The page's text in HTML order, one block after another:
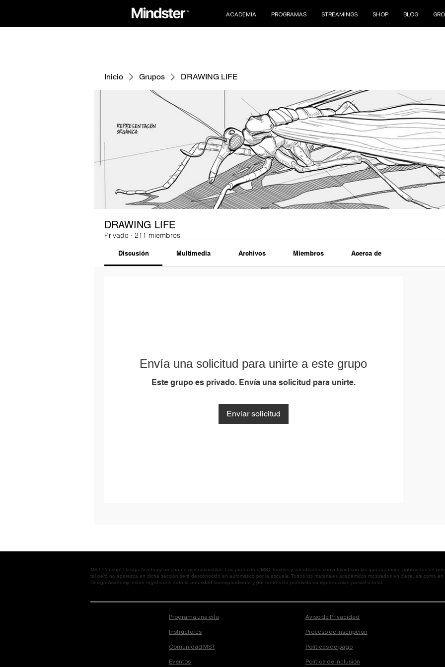
ACADEMIA PROGRAMAS STREAMINGS SHOP BLOG
Inicio Grupos DRAWING LIFE
DRAWING LIFE
Privado · 211 miembros
Discusión Multimedia Archivos Miembros Acerca de
Envía una solicitud para unirte a este grupo
Este grupo es privado. Envía una solicitud para unirte.
Enviar solicitud
MST Concept Design Academy no cuenta con sucursales. Los profesores MST (únicos y acreditados como tales) son los que aparecen publicados en
tal pero no aparezca en dicha sección será desconocido en automático por la escuela. Todos los materiales académicos mostrados en clase, así como
Design Academy, están registrados ante la autoridad correspondiente y por tanto está prohibida su reproducción parcial o total.
Programa una cita
Instructores
Comunidad MST
Eventos
Aviso de Privacidad
Proceso de inscripción
Políticas de pago
Política de Inclusión